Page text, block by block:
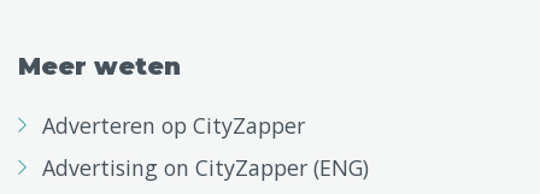
Meer weten
Adverteren op CityZapper
Advertising on CityZapper (ENG)